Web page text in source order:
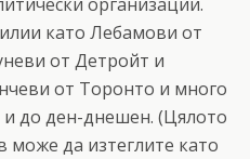
като Лебамови от
от Детройт и
от Торонто и много
до ден-днешен. (Цялото
може да изтеглите като